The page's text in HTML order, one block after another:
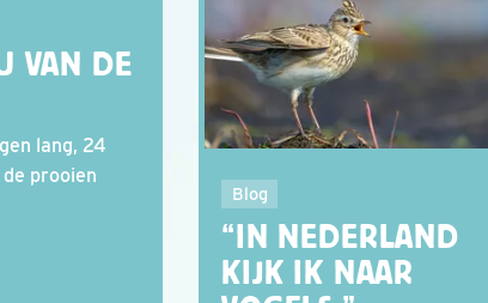
VAN DE
lang, 24
prooien
Blog
“IN NEDERLAND
KIJK IK NAAR